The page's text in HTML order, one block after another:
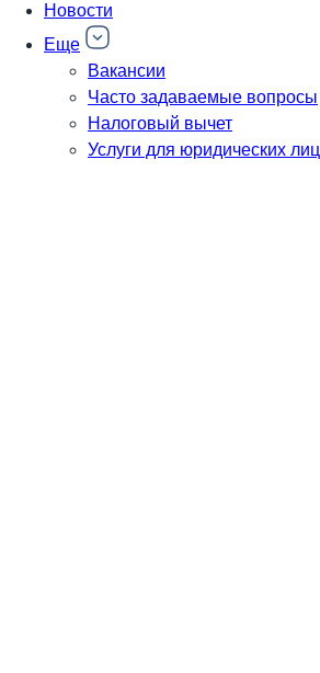
Новости
Еще
Вакансии
Часто задаваемые вопросы
Налоговый вычет
Услуги для юридических лиц